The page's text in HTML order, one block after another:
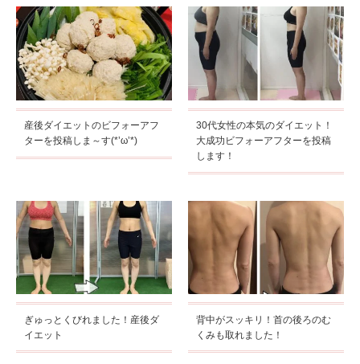
産後ダイエットのビフォーアフ
ターを投稿しま～す(*’ω’*)
30代女性の本気のダイエット！
大成功ビフォーアフターを投稿
します！
ぎゅっとくびれました！産後ダ
イエット
背中がスッキリ！首の後ろのむ
くみも取れました！